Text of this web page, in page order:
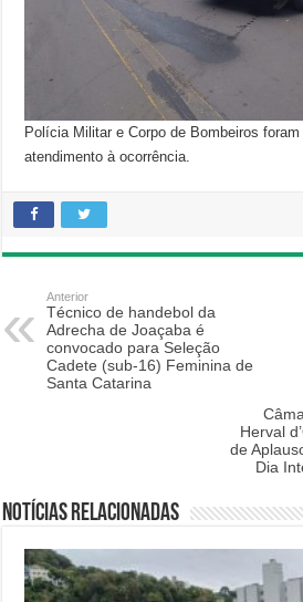
Polícia Militar e Corpo de Bombeiros
atendimento à ocorrência.
Anterior
Técnico de handebol da
Adrecha de Joaçaba é
convocado para Seleção
Cadete (sub-16) Feminina de
Santa Catarina
Herval
de
Dia
Notícias relacionadas